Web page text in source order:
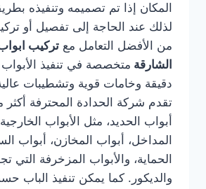
المكان إذا تم تصميمه وتنفيذه
لذلك عند الحاجة إلى تفصيل أو
من الأفضل التعامل مع تركيب
الشارقة متخصصة في تنفيذ
دقيقة وخامات قوية وتشطيبات
تقدم شركة الحدادة المحترفة
أبواب الحديد، مثل الأبواب
المداخل، أبواب المخازن، أبواب
الحماية، والأبواب المزخرفة التي
والديكور. كما يمكن تنفيذ الباب